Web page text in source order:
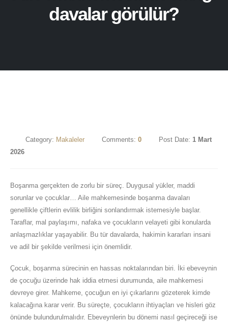
davalar görülür?
Category: Makaleler Comments: 0 Post Date: 1 Mart
2026
Boşanma gerçekten de zorlu bir süreç. Duygusal yükler, maddi
sorunlar ve çocuklar… Aile mahkemesinde boşanma davaları
genellikle çiftlerin evlilik birliğini sonlandırmak istemesiyle başlar.
Taraflar, mal paylaşımı, nafaka ve çocukların velayeti gibi konularda
anlaşmazlıklar yaşayabilir. Bu tür davalarda, hakimin kararları insani
ve adil bir şekilde verilmesi için önemlidir.
Çocuk, boşanma sürecinin en hassas noktalarından biri. İki ebeveynin
de çocuğu üzerinde hak iddia etmesi durumunda, aile mahkemesi
devreye girer. Mahkeme, çocuğun en iyi çıkarlarını gözeterek kimde
kalacağına karar verir. Bu süreçte, çocukların ihtiyaçları ve hisleri göz
önünde bulundurulmalıdır. Ebeveynlerin bu dönemi nasıl geçireceği ise